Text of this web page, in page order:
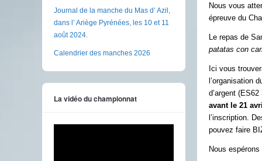
Nous vous
épreuve du
Le repas de
patatas con
Ici vous
l’organisation
d’argent
avant le 21
l’inscription.
pouvez faire
Nous
Journal de la manche du Mas d’ Azil,
dans l’ Ariège Pyrénées, les 10 et 11
août 2024.
Calendrier des manches 2026
La vidéo du championnat